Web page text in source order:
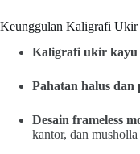
Keunggulan Kaligrafi
Kaligrafi ukir kayu
Pahatan halus dan
Desain frameless
kantor, dan musholla